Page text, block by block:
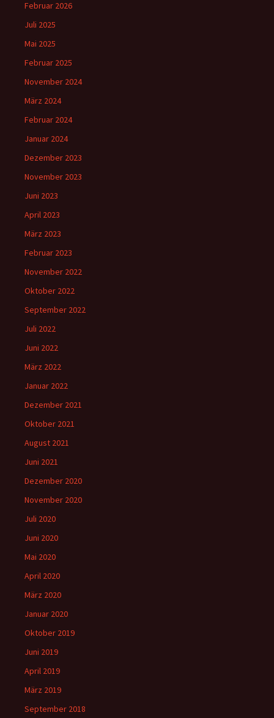
Februar 2026
Juli 2025
Mai 2025
Februar 2025
November 2024
März 2024
Februar 2024
Januar 2024
Dezember 2023
November 2023
Juni 2023
April 2023
März 2023
Februar 2023
November 2022
Oktober 2022
September 2022
Juli 2022
Juni 2022
März 2022
Januar 2022
Dezember 2021
Oktober 2021
August 2021
Juni 2021
Dezember 2020
November 2020
Juli 2020
Juni 2020
Mai 2020
April 2020
März 2020
Januar 2020
Oktober 2019
Juni 2019
April 2019
März 2019
September 2018